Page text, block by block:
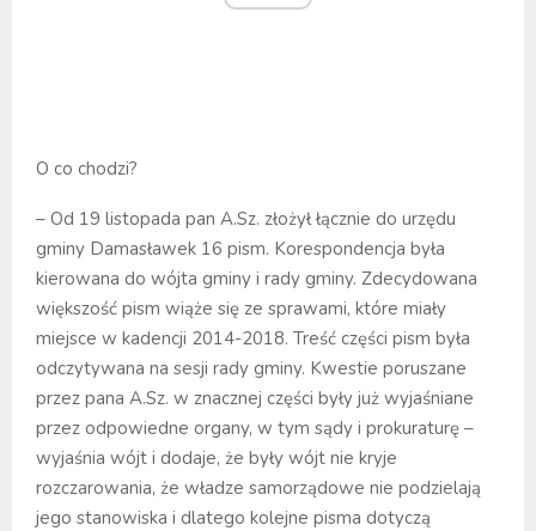
O co chodzi?
– Od 19 listopada pan A.Sz. złożył łącznie do urzędu
gminy Damasławek 16 pism. Korespondencja była
kierowana do wójta gminy i rady gminy. Zdecydowana
większość pism wiąże się ze sprawami, które miały
miejsce w kadencji 2014-2018. Treść części pism była
odczytywana na sesji rady gminy. Kwestie poruszane
przez pana A.Sz. w znacznej części były już wyjaśniane
przez odpowiedne organy, w tym sądy i prokuraturę –
wyjaśnia wójt i dodaje, że były wójt nie kryje
rozczarowania, że władze samorządowe nie podzielają
jego stanowiska i dlatego kolejne pisma dotyczą